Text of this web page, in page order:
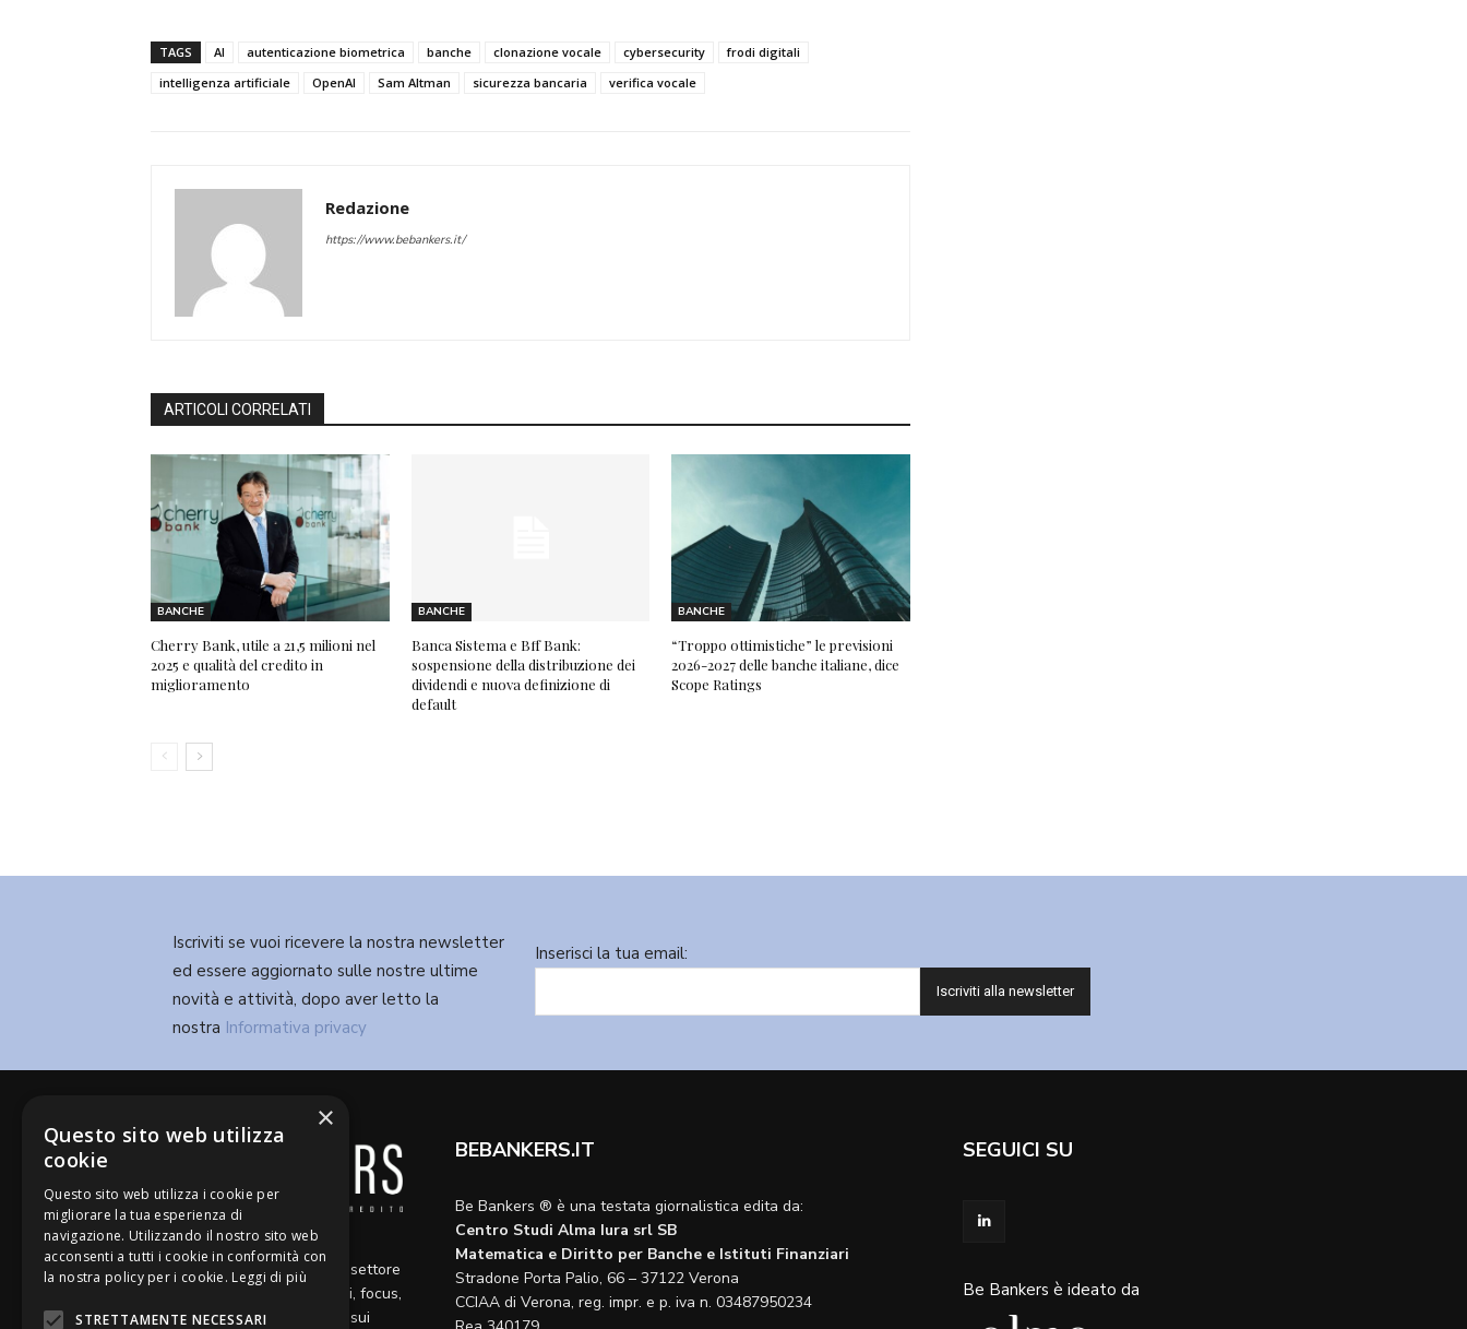
TAGS AI autenticazione biometrica banche clonazione vocale cybersecurity
frodi digitali
intelligenza artificiale
OpenAI Sam Altman sicurezza bancaria verifica vocale
Redazione
https://www.bebankers.it/
ARTICOLI CORRELATI
BANCHE
Cherry Bank, utile a 21,5 milioni nel
2025 e qualità del credito in
miglioramento
BANCHE
Banca Sistema e Bff Bank:
sospensione della distribuzione dei
dividendi e nuova definizione di
default
BANCHE
“Troppo ottimistiche” le previsioni
2026-2027 delle banche italiane, dice
Scope Ratings
Iscriviti se vuoi ricevere la nostra newsletter
ed essere aggiornato sulle nostre ultime
novità e attività, dopo aver letto la
nostra Informativa privacy
Inserisci la tua email:
Diamo voce a riflessioni,
aggiornamenti e opinioni sul settore
del credito, ospitando articoli, focus,
approfondimenti e interviste sui
BEBANKERS.IT
Be Bankers ® è una testata giornalistica edita da:
Centro Studi Alma Iura srl SB
Matematica e Diritto per Banche e Istituti Finanziari
Stradone Porta Palio, 66 – 37122 Verona
CCIAA di Verona, reg. impr. e p. iva n. 03487950234
SEGUICI SU
Be Bankers è ideato da
×
Questo sito web utilizza
cookie
Questo sito web utilizza i cookie per
migliorare la tua esperienza di
navigazione. Utilizzando il nostro sito web
acconsenti a tutti i cookie in conformità con
la nostra policy per i cookie. Leggi di più
STRETTAMENTE NECESSARI